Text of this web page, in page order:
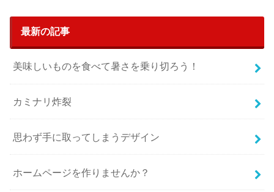
最新の記事
美味しいものを食べて暑さを乗り切ろう！
カミナリ炸裂
思わず手に取ってしまうデザイン
ホームページを作りませんか？